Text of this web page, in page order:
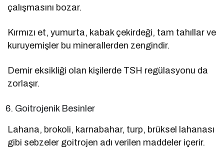
çalışmasını bozar.
Kırmızı et, yumurta, kabak çekirdeği, tam tahıllar ve
kuruyemişler bu minerallerden zengindir.
Demir eksikliği olan kişilerde TSH regülasyonu da
zorlaşır.
Goitrojenik Besinler
Lahana, brokoli, karnabahar, turp, brüksel lahanası
gibi sebzeler goitrojen adı verilen maddeler içerir.